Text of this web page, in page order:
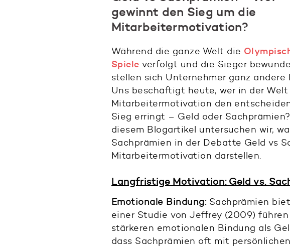
gewinnt den Sieg um die
Mitarbeitermotivation?
Während die ganze Welt die
Spiele verfolgt und die Sieger
stellen sich Unternehmer ganz andere
Uns beschäftigt heute, wer in der Welt
Mitarbeitermotivation den
Sieg erringt – Geld oder
diesem Blogartikel untersuchen wir,
Sachprämien in der Debatte Geld vs
Mitarbeitermotivation darstellen.
Langfristige Motivation: Geld vs.
Emotionale Bindung: Sachprämien
einer Studie von Jeffrey (2009)
stärkeren emotionalen Bindung als
dass Sachprämien oft mit